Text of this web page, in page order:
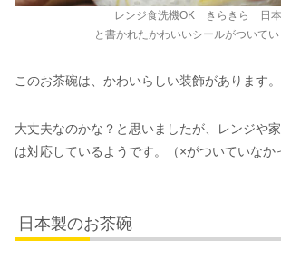
レンジ食洗機OK きらきら 日
と書かれたかわいいシールがついて
このお茶碗は、かわいらしい装飾があります。
大丈夫なのかな？と思いましたが、レンジや
は対応しているようです。（×がついていなか
日本製のお茶碗